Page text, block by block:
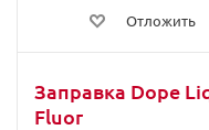
Отложить
Заправка Dope
Fluor